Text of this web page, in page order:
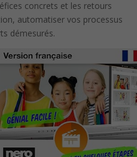
concrets et les retours
automatiser vos processus
démesurés.